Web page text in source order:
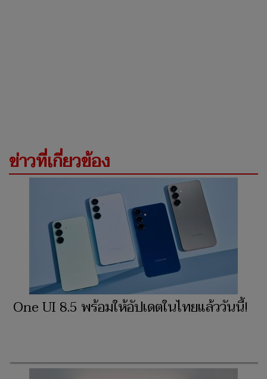
ข่าวที่เกี่ยวข้อง
One UI 8.5 พร้อมให้อัปเดตในไทยแล้ววันนี้!